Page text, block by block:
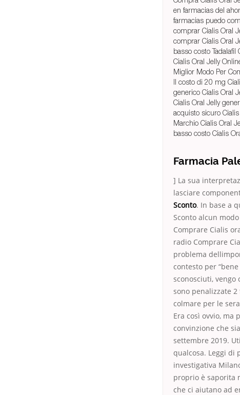
en farmacias del
farmacias puedo
comprar Cialis Oral
comprar Cialis Oral
basso costo Tadalafil
Cialis Oral Jelly
Miglior Modo Per
Il costo di 20 mg
generico Cialis Oral
Cialis Oral Jelly
acquisto sicuro
Marchio Cialis Oral
basso costo Cialis
Farmacia
] La sua
lasciare
Sconto. In base a
Sconto alcun
Comprare Cialis
radio Comprare
problema
contesto per
sconosciuti, vengo
sono penalizzate
colmare per le
Era così ovvio, ma
convinzione che
settembre 2019.
qualcosa. Leggi di
investigativa
proprio è saporita
che ci aiutano ad